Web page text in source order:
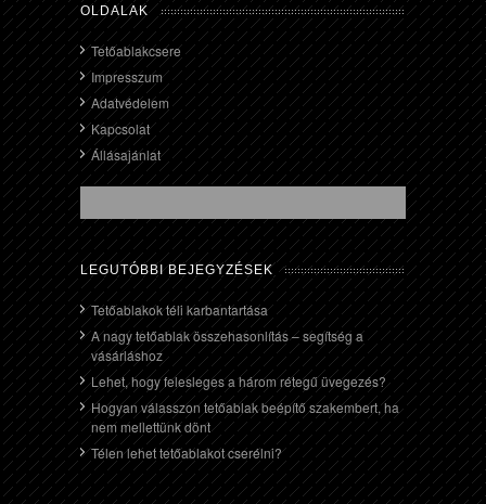
OLDALAK
Tetőablakcsere
Impresszum
Adatvédelem
Kapcsolat
Állásajánlat
LEGUTÓBBI BEJEGYZÉSEK
Tetőablakok téli karbantartása
A nagy tetőablak összehasonlítás – segítség a
vásárláshoz
Lehet, hogy felesleges a három rétegű üvegezés?
Hogyan válasszon tetőablak beépítő szakembert, ha
nem mellettünk dönt
Télen lehet tetőablakot cserélni?